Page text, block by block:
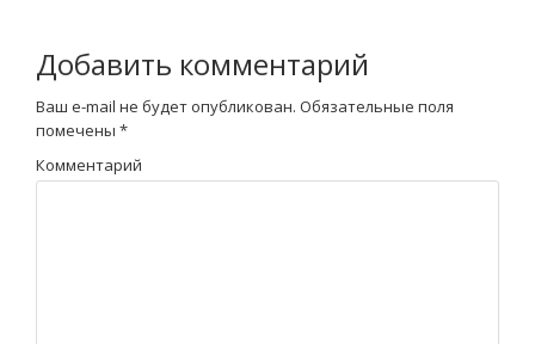
Добавить комментарий
Ваш e-mail не будет опубликован. Обязательные поля
помечены *
Комментарий